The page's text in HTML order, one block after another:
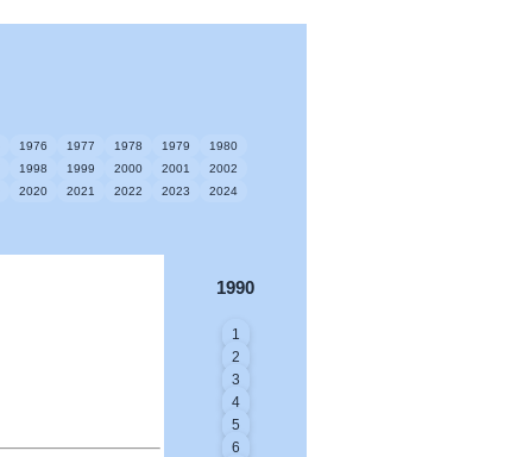
1976 1977 1978 1979
1980
1998 1999 2000 2001
2002
2020 2021 2022 2023
2024
1990
1
2
3
4
5
6